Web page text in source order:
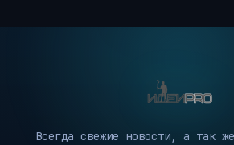
Всегда свежие новости, а так